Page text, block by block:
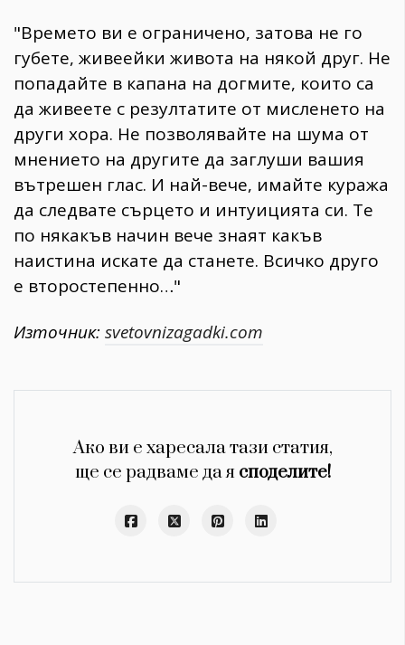
"Времето ви е ограничено, затова не го
губете, живеейки живота на някой друг. Не
попадайте в капана на догмите, които са
да живеете с резултатите от мисленето на
други хора. Не позволявайте на шума от
мнението на другите да заглуши вашия
вътрешен глас. И най-вече, имайте куража
да следвате сърцето и интуицията си. Те
по някакъв начин вече знаят какъв
наистина искате да станете. Всичко друго
е второстепенно…"
Източник: svetovnizagadki.com
Ако ви е харесала тази статия,
ще се радваме да я споделите!